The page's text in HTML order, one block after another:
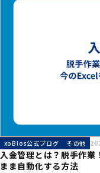
xoBlos公式ブログ その他
入金管理とは？脱手作
まま自動化する方法